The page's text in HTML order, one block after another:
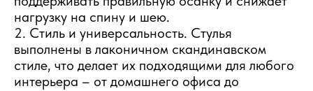
нагрузку на спину и шею.
2. Стиль и универсальность. Стулья
выполнены в лаконичном скандинавском
стиле, что делает их подходящими для любого
интерьера – от домашнего офиса до